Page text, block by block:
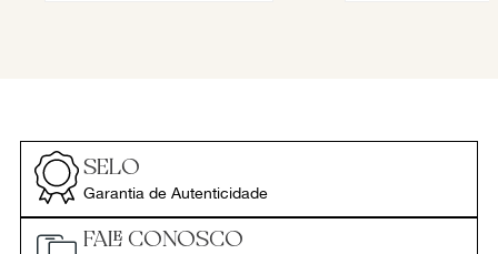
SELO
Garantia de Autenticidade
FALE CONOSCO